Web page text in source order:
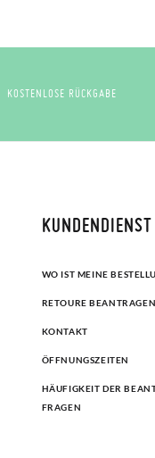
KOSTENLOSE RÜCKGABE
KUNDENDIENST
WO IST MEINE
RETOURE BEANTRAGEN
KONTAKT
ÖFFNUNGSZEITEN
HÄUFIGKEIT DER
FRAGEN